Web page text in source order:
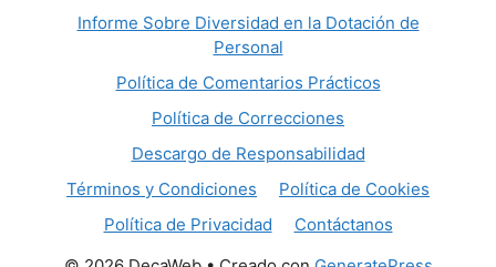
Informe Sobre Diversidad en la Dotación de
Personal
Política de Comentarios Prácticos
Política de Correcciones
Descargo de Responsabilidad
Términos y Condiciones
Política de Cookies
Política de Privacidad
Contáctanos